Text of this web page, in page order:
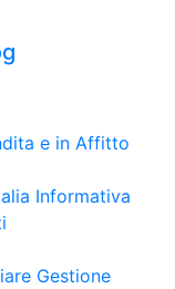
Informativa
Gestione